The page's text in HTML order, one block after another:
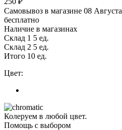
Самовывоз в магазине 08 Августа
бесплатно
Наличие в магазинах
Склад 1 5 ед.
Склад 2 5 ед.
Итого 10 ед.
Цвет:
Колеруем в любой цвет.
Помощь с выбором